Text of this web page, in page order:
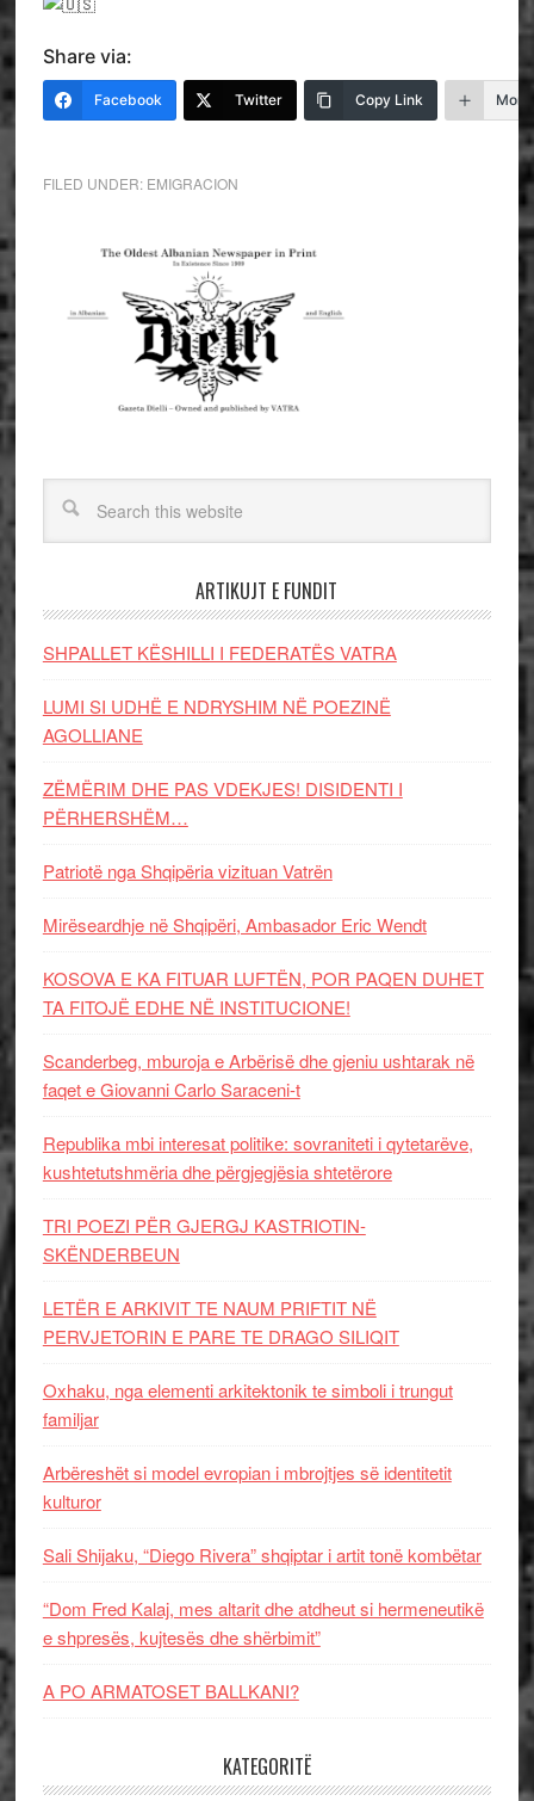
Share via:
Facebook Twitter Copy Link More
FILED UNDER: EMIGRACION
ARTIKUJT E FUNDIT
SHPALLET KËSHILLI I FEDERATËS VATRA
LUMI SI UDHË E NDRYSHIM NË POEZINË
AGOLLIANE
ZËMËRIM DHE PAS VDEKJES! DISIDENTI I
PËRHERSHËM…
Patriotë nga Shqipëria vizituan Vatrën
Mirëseardhje në Shqipëri, Ambasador Eric Wendt
KOSOVA E KA FITUAR LUFTËN, POR PAQEN DUHET
TA FITOJË EDHE NË INSTITUCIONE!
Scanderbeg, mburoja e Arbërisë dhe gjeniu ushtarak në
faqet e Giovanni Carlo Saraceni-t
Republika mbi interesat politike: sovraniteti i qytetarëve,
kushtetutshmëria dhe përgjegjësia shtetërore
TRI POEZI PËR GJERGJ KASTRIOTIN-
SKËNDERBEUN
LETËR E ARKIVIT TE NAUM PRIFTIT NË
PERVJETORIN E PARE TE DRAGO SILIQIT
Oxhaku, nga elementi arkitektonik te simboli i trungut
familjar
Arbëreshët si model evropian i mbrojtjes së identitetit
kulturor
Sali Shijaku, “Diego Rivera” shqiptar i artit tonë kombëtar
“Dom Fred Kalaj, mes altarit dhe atdheut si hermeneutikë
e shpresës, kujtesës dhe shërbimit”
A PO ARMATOSET BALLKANI?
KATEGORITË